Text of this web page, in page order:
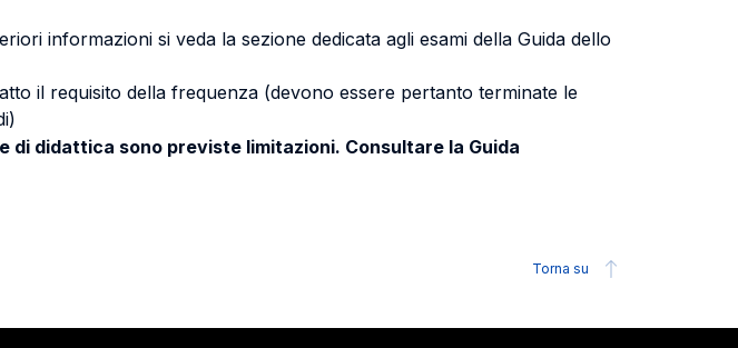
informazioni si veda la sezione dedicata agli esami della Guida dello
il requisito della frequenza (devono essere pertanto terminate le
didattica sono previste limitazioni. Consultare la Guida
Torna su